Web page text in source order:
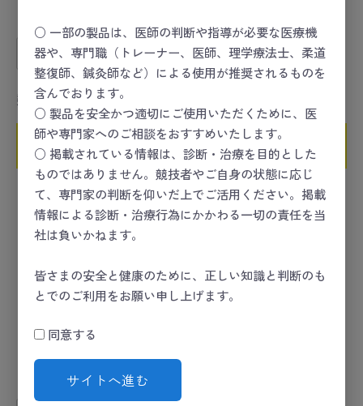
○ 一部の製品は、医師の判断や指導が必要な医療機
器や、専門職（トレーナー、医師、理学療法士、柔道
整復師、鍼灸師など）による使用が推奨されるものを
含んでおります。
○ 製品を安全かつ適切にご使用いただくために、医
師や専門家へのご相談をおすすめいたします。
○ 掲載されている情報は、診断・治療を目的とした
ものではありません。競技者やご自身の状態に応じ
て、専門家の判断を仰いだ上でご活用ください。掲載
情報による診断・治療行為にかかわる一切の責任を当
社は負いかねます。
皆さまの安全と健康のために、正しい知識と判断のも
とでのご利用をお願い申し上げます。
同意する
サイトへ進む
ランドリーバッグML
数量
カートに入れる
ポンプGF43
数量
カートに入れる
ランドリーバッグL